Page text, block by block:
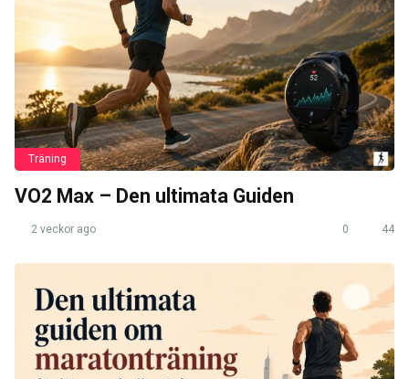
Träning
VO2 Max – Den ultimata Guiden
2 veckor ago 0 44